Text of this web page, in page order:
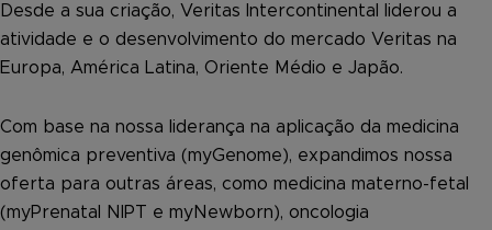
Desde a sua criação, Veritas Intercontinental liderou a
atividade e o desenvolvimento do mercado Veritas na
Europa, América Latina, Oriente Médio e Japão.
Com base na nossa liderança na aplicação da medicina
genômica preventiva (myGenome), expandimos nossa
oferta para outras áreas, como medicina materno-fetal
(myPrenatal NIPT e myNewborn), oncologia